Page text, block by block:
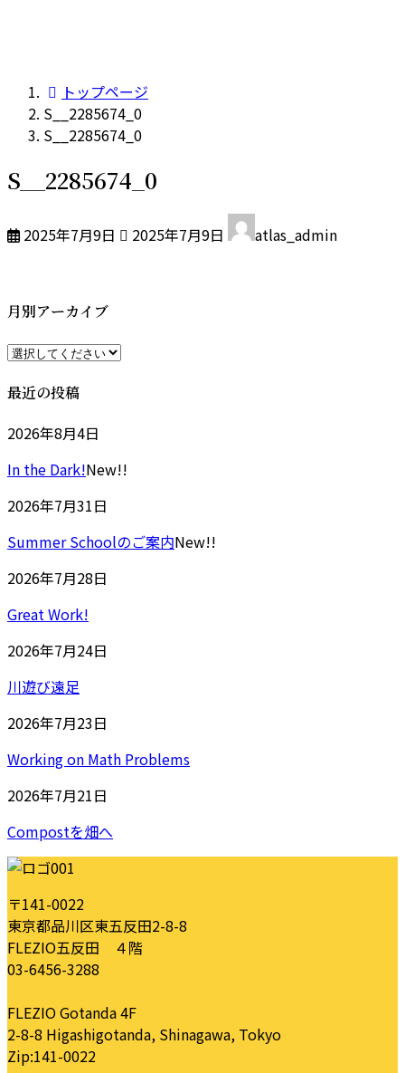
トップページ
S__2285674_0
S__2285674_0
S__2285674_0
2025年7月9日
終
2025年7月9日 atlas_admin
月別アーカイブ
最近の投稿
2026年8月4日
In the Dark!New!!
2026年7月31日
Summer Schoolのご案内New!!
2026年7月28日
Great Work!
2026年7月24日
川遊び遠足
2026年7月23日
Working on Math Problems
2026年7月21日
Compostを畑へ
〒141-0022
東京都品川区東五反田2-8-8
FLEZIO五反田 ４階
03-6456-3288
FLEZIO Gotanda 4F
2-8-8 Higashigotanda, Shinagawa, Tokyo
Zip:141-0022